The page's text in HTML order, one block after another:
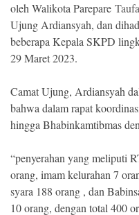
©
Copyright
2026
All
Right
Reserved
oleh Walikota Parepare
Ujung Ardiansyah, dan
beberapa Kepala SKPD
29 Maret 2023.
Camat Ujung, Ardiansyah
bahwa dalam rapat
hingga Bhabinkamtibmas
“penyerahan yang meliputi
orang, imam kelurahan 7
syara 188 orang , dan
10 orang, dengan total 400